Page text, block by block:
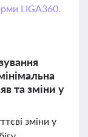
LIGA360.
та зміни у
зміни у